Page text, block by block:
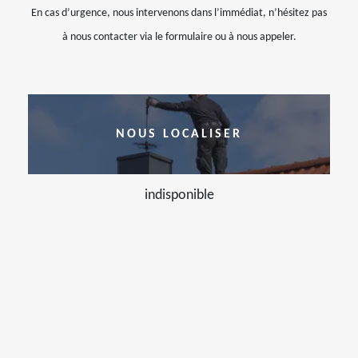
En cas d’urgence, nous intervenons dans l’immédiat, n’hésitez pas
à nous contacter via le formulaire ou à nous appeler.
NOUS LOCALISER
indisponible